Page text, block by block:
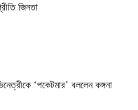
জিনতা
‘পকেটমার’ বললেন কঙ্গনা